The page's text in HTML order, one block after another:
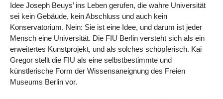
Idee Joseph Beuys’ ins Leben gerufen, die wahre Universität
sei kein Gebäude, kein Abschluss und auch kein
Konservatorium. Nein: Sie ist eine Idee, und darum ist jeder
Mensch eine Universität. Die FIU Berlin versteht sich als ein
erweitertes Kunstprojekt, und als solches schöpferisch. Kai
Gregor stellt die FIU als eine selbstbestimmte und
künstlerische Form der Wissensaneignung des Freien
Museums Berlin vor.